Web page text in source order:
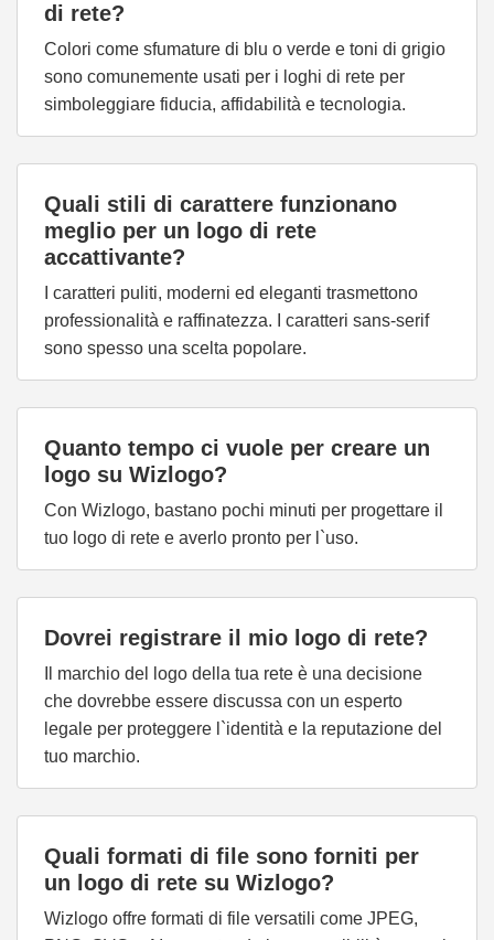
di rete?
Colori come sfumature di blu o verde e toni di grigio
sono comunemente usati per i loghi di rete per
simboleggiare fiducia, affidabilità e tecnologia.
Quali stili di carattere funzionano
meglio per un logo di rete
accattivante?
I caratteri puliti, moderni ed eleganti trasmettono
professionalità e raffinatezza. I caratteri sans-serif
sono spesso una scelta popolare.
Quanto tempo ci vuole per creare un
logo su Wizlogo?
Con Wizlogo, bastano pochi minuti per progettare il
tuo logo di rete e averlo pronto per l`uso.
Dovrei registrare il mio logo di rete?
Il marchio del logo della tua rete è una decisione
che dovrebbe essere discussa con un esperto
legale per proteggere l`identità e la reputazione del
tuo marchio.
Quali formati di file sono forniti per
un logo di rete su Wizlogo?
Wizlogo offre formati di file versatili come JPEG,